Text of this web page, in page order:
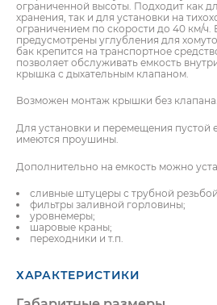
ограниченной высоты. Подходит как
хранения, так и для установки на
ограничением по скорости до 40 км/ч.
предусмотрены углубления для
бак крепится на транспортное
позволяет обслуживать емкость
крышка с дыхательным клапаном.
Возможен монтаж крышки без клапана.
Для установки и перемещения пустой
имеются проушины.
Дополнительно на емкость можно
сливные штуцеры с трубной
фильтры заливной горловины;
уровнемеры;
шаровые краны;
переходники и т.п.
ХАРАКТЕРИСТИКИ
УВАЖАЕМЫЙ
Для оформления
«Евроталер» (
ПОЛУЧИТЬ
ПОЛУЧИТЬ